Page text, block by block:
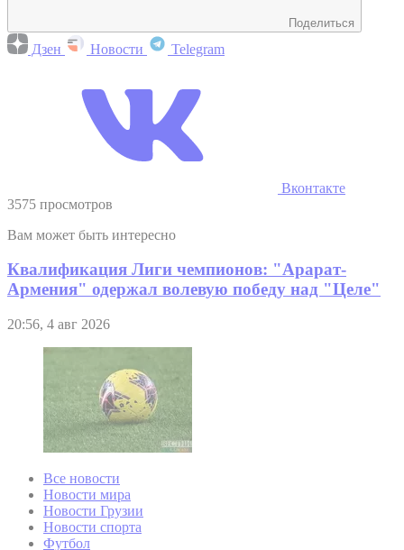
Поделиться
Дзен Новости Telegram
Вконтакте
3575 просмотров
Вам может быть интересно
Квалификация Лиги чемпионов: "Арарат-
Армения" одержал волевую победу над "Целе"
20:56, 4 авг 2026
Все новости
Новости мира
Новости Грузии
Новости спорта
Футбол